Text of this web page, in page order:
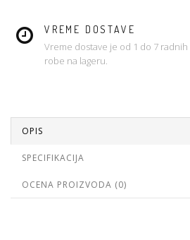
VREME DOSTAVE
Vreme dostave je od 1 do 7
robe na lageru.
OPIS
SPECIFIKACIJA
OCENA PROIZVODA (0)